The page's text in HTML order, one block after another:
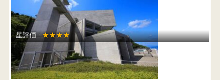
星評価 :★★★★
TOTOシーウィンド淡路
兵庫県 淡路市里573-14(海平の郷)